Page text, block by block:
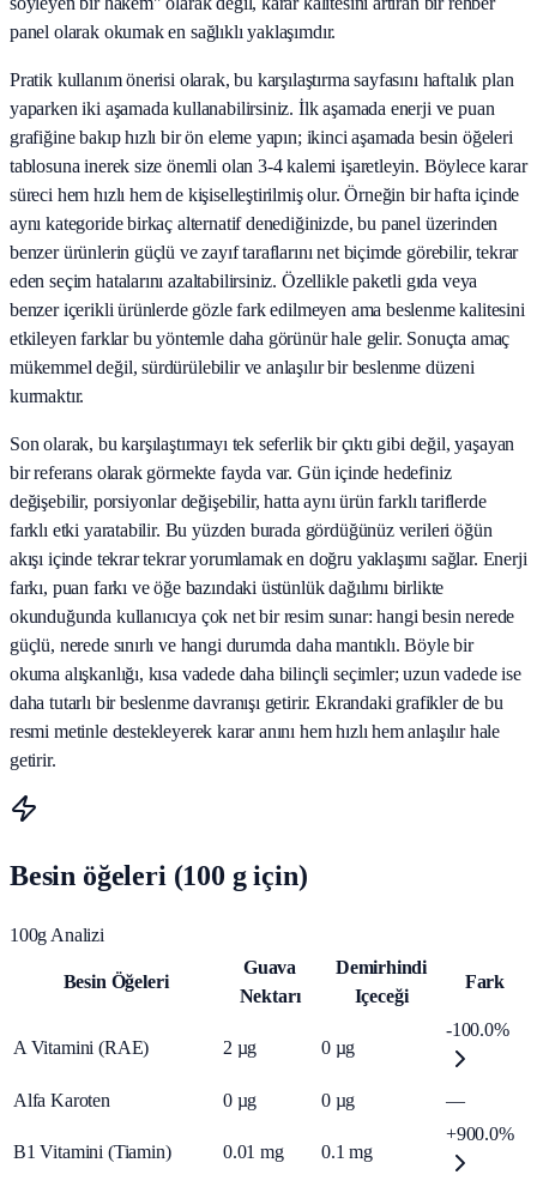
panel olarak okumak en sağlıklı yaklaşımdır.
Pratik kullanım önerisi olarak, bu karşılaştırma sayfasını haftalık plan
yaparken iki aşamada kullanabilirsiniz. İlk aşamada enerji ve puan
grafiğine bakıp hızlı bir ön eleme yapın; ikinci aşamada besin öğeleri
tablosuna inerek size önemli olan 3-4 kalemi işaretleyin. Böylece karar
süreci hem hızlı hem de kişiselleştirilmiş olur. Örneğin bir hafta içinde
aynı kategoride birkaç alternatif denediğinizde, bu panel üzerinden
benzer ürünlerin güçlü ve zayıf taraflarını net biçimde görebilir, tekrar
eden seçim hatalarını azaltabilirsiniz. Özellikle paketli gıda veya
benzer içerikli ürünlerde gözle fark edilmeyen ama beslenme kalitesini
etkileyen farklar bu yöntemle daha görünür hale gelir. Sonuçta amaç
mükemmel değil, sürdürülebilir ve anlaşılır bir beslenme düzeni
kurmaktır.
Son olarak, bu karşılaştırmayı tek seferlik bir çıktı gibi değil, yaşayan
bir referans olarak görmekte fayda var. Gün içinde hedefiniz
değişebilir, porsiyonlar değişebilir, hatta aynı ürün farklı tariflerde
farklı etki yaratabilir. Bu yüzden burada gördüğünüz verileri öğün
akışı içinde tekrar tekrar yorumlamak en doğru yaklaşımı sağlar. Enerji
farkı, puan farkı ve öğe bazındaki üstünlük dağılımı birlikte
okunduğunda kullanıcıya çok net bir resim sunar: hangi besin nerede
güçlü, nerede sınırlı ve hangi durumda daha mantıklı. Böyle bir
okuma alışkanlığı, kısa vadede daha bilinçli seçimler; uzun vadede ise
daha tutarlı bir beslenme davranışı getirir. Ekrandaki grafikler de bu
resmi metinle destekleyerek karar anını hem hızlı hem anlaşılır hale
getirir.
Besin öğeleri (100 g için)
100g Analizi
Besin Öğeleri
Guava
Nektarı
Demirhindi
Içeceği
Fark
A Vitamini (RAE) 2 µg 0 µg
-100.0%
Alfa Karoten 0 µg 0 µg —
B1 Vitamini (Tiamin) 0.01 mg 0.1 mg
+900.0%